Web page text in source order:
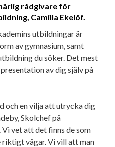
rådgivare för
Camilla Ekelöf.
utbildningar är
av gymnasium, samt
du söker. Det mest
av dig själv på
och en vilja att utrycka dig
Skolchef på
vet att det finns de som
vågar. Vi vill att man